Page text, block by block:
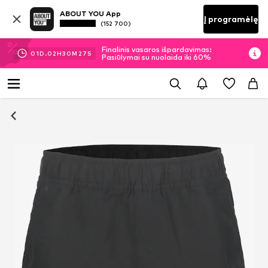
ABOUT YOU App
(152 700) Į programėlę
01D.02H30M 27 S
Finalinis vasaros išpardavimas:
Pasiūlymai su nuolaida iki 60%